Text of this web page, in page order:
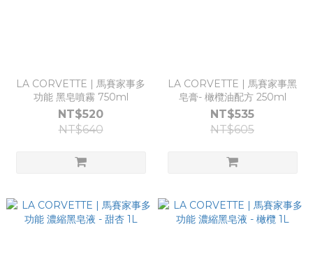
LA CORVETTE | ⾺賽家事多
功能 ⿊皂噴霧 750ml
NT$520
NT$640
LA CORVETTE | ⾺賽家事⿊
皂膏- 橄欖油配⽅ 250ml
NT$535
NT$605